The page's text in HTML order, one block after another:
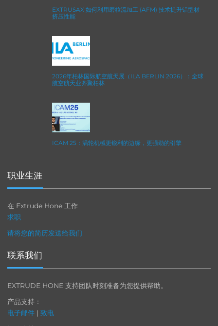
EXTRUSAX 如何利用磨粒流加工 (AFM) 技术提升铝型材
挤压性能
2026年柏林国际航空航天展（ILA BERLIN 2026）：全球
航空航天业齐聚柏林
ICAM 25：涡轮机械更锐利的边缘，更强劲的引擎
职业生涯
在 Extrude Hone 工作
求职
请将您的简历发送给我们
联系我们
EXTRUDE HONE 支持团队时刻准备为您提供帮助。
产品支持：
电子邮件 | 致电